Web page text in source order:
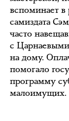
вспоминает в
самиздата
часто
с
на дому.
помогало
программу
малоимущих.